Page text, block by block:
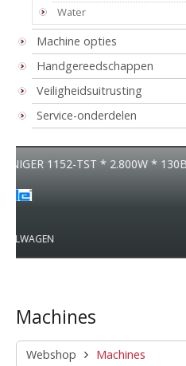
Water
Machine opties
Handgereedschappen
Veiligheidsuitrusting
Service-onderdelen
* 130BAR *
Machines
Webshop Machines